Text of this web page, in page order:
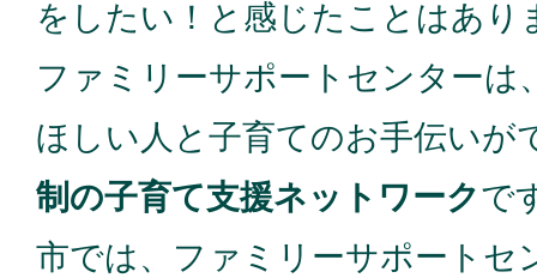
をしたい！と感じたことはあり
ファミリーサポートセンターは
ほしい人と子育てのお手伝いが
制の子育て支援ネットワークで
市では、ファミリーサポートセ